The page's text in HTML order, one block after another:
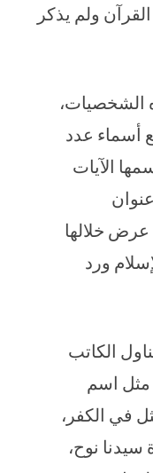
ولم يذكر
الشخصيات،
أسماء عدد
الآيات
خلالها
ورد
الكاتب
مثل اسم
في الكفر،
سيدنا نوح،